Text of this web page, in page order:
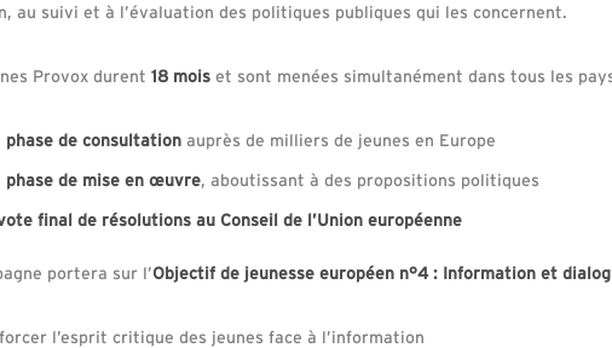
au suivi et à l’évaluation des politiques publiques qui les concernent.
Provox durent18 mois et sont menées simultanément dans tous les
phase de consultation auprès de milliers de jeunes en Europe
phase de mise en œuvre, aboutissant à des propositions politiques
final de résolutions au Conseil de l’Union européenne
portera sur l’Objectif de jeunesse européen n°4 : Information et
l’esprit critique des jeunes face à l’information